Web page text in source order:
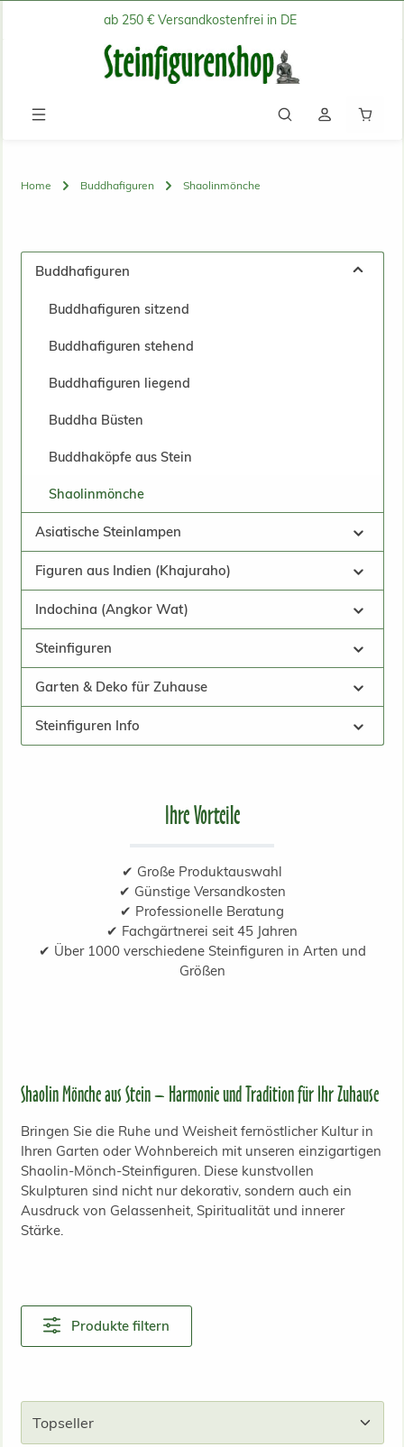
Zum Hauptinhalt springenab 250 € Versandkostenfrei in DE
Home Buddhafiguren Shaolinmönche
Buddhafiguren
Buddhafiguren sitzend
Buddhafiguren stehend
Buddhafiguren liegend
Buddha Büsten
Buddhaköpfe aus Stein
Shaolinmönche
Asiatische Steinlampen
Figuren aus Indien (Khajuraho)
Indochina (Angkor Wat)
Steinfiguren
Garten & Deko für Zuhause
Steinfiguren Info
Ihre Vorteile
✔ Große Produktauswahl
✔ Günstige Versandkosten
✔ Professionelle Beratung
✔ Fachgärtnerei seit 45 Jahren
✔ Über 1000 verschiedene Steinfiguren in Arten und
Größen
Shaolin Mönche aus Stein – Harmonie und Tradition für Ihr Zuhause
Bringen Sie die Ruhe und Weisheit fernöstlicher Kultur in
Ihren Garten oder Wohnbereich mit unseren einzigartigen
Shaolin-Mönch-Steinfiguren. Diese kunstvollen
Skulpturen sind nicht nur dekorativ, sondern auch ein
Ausdruck von Gelassenheit, Spiritualität und innerer
Stärke.
Produkte filtern